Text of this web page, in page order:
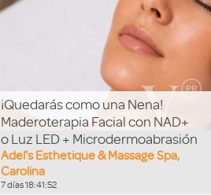
¡Quedarás como una Nena!
Maderoterapia Facial con NAD+
o Luz LED + Microdermoabrasión
Adel's Esthetique & Massage Spa,
Carolina
7días18:41:51